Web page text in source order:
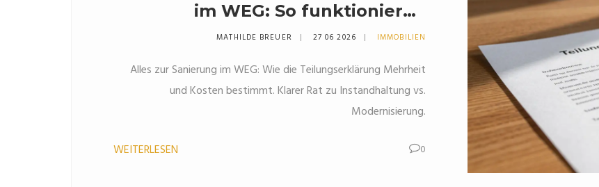
im WEG: So funktionieren
Beschlüsse und Kosten
MATHILDE BREUER 27 06 2026 IMMOBILIEN
Alles zur Sanierung im WEG: Wie die Teilungserklärung Mehrheit
und Kosten bestimmt. Klarer Rat zu Instandhaltung vs.
Modernisierung.
WEITERLESEN 0